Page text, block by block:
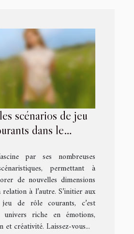
scénarios de jeu
dans le
par ses nombreuses
permettant à
de nouvelles dimensions
à l’autre. S’initier aux
de rôle courants, c’est
riche en émotions,
et créativité. Laissez-vous...